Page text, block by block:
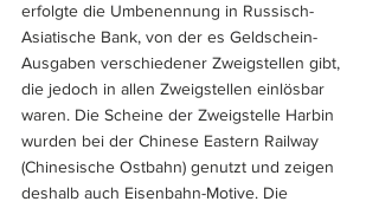
erfolgte die Umbenennung in Russisch-
Asiatische Bank, von der es Geldschein-
Ausgaben verschiedener Zweigstellen gibt,
die jedoch in allen Zweigstellen einlösbar
waren. Die Scheine der Zweigstelle Harbin
wurden bei der Chinese Eastern Railway
(Chinesische Ostbahn) genutzt und zeigen
deshalb auch Eisenbahn-Motive. Die